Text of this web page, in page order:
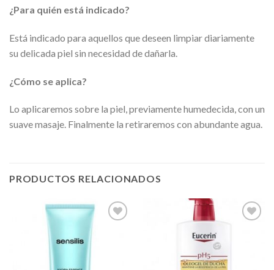
¿Para quién está indicado?
Está indicado para aquellos que deseen limpiar diariamente
su delicada piel sin necesidad de dañarla.
¿Cómo se aplica?
Lo aplicaremos sobre la piel, previamente humedecida, con un
suave masaje. Finalmente la retiraremos con abundante agua.
PRODUCTOS RELACIONADOS